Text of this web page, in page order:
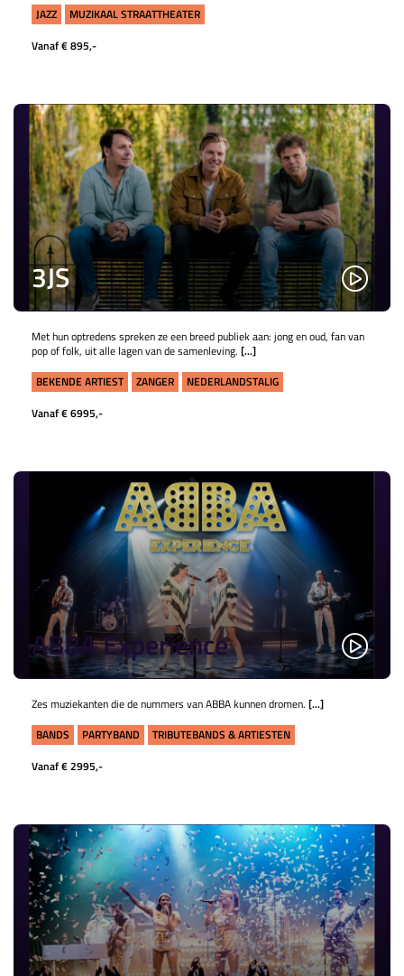
JAZZ
MUZIKAAL STRAATTHEATER
Vanaf € 895,-
3JS
Met hun optredens spreken ze een breed publiek aan: jong en oud, fan van
pop of folk, uit alle lagen van de samenleving. [...]
BEKENDE ARTIEST
ZANGER
NEDERLANDSTALIG
Vanaf € 6995,-
ABBA Experience
Zes muziekanten die de nummers van ABBA kunnen dromen. [...]
BANDS
PARTYBAND
TRIBUTEBANDS & ARTIESTEN
Vanaf € 2995,-